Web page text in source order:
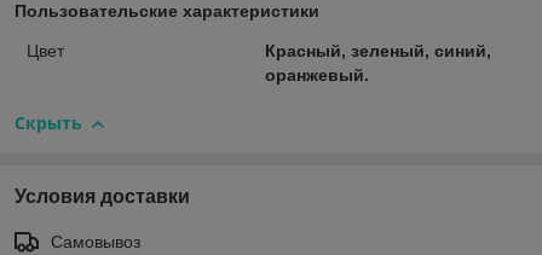
Пользовательские характеристики
Цвет
Красный, зеленый, синий,
оранжевый.
Скрыть
Условия доставки
Самовывоз